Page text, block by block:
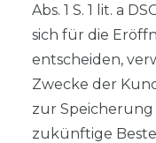
Abs. 1 S. 1 lit. a
sich für die
entscheiden,
Zwecke der
zur
zukünftige